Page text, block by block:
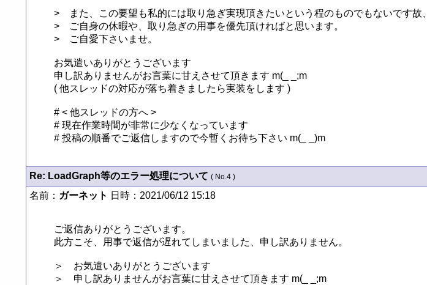
>　また、この要望も私的には取り急ぎ実現頂きたいという程のものでもないです故、
>　ご自身の休暇や、取り急ぎの用事を優先頂ければと思います。
>　ご自愛下さいませ。
お気遣いありがとうございます
申し訳ありませんがお言葉に甘えさせて頂きます m(_ _;m
( 他スレッドの対応が落ち着きましたら実装をします )
# < 他スレッドの方へ >
# 現在作業時間が非常に少なくなっています
# 投稿の順番でご返信しますので今暫くお待ち下さい m(_ _)m
Re: LoadGraph等のエラー処理について ( No.4 )
名前： ガーネット 日時：2021/06/12 15:18
ご返信ありがとうございます。
此方こそ、用事で返信が遅れてしまいました、申し訳ありません。
＞　お気遣いありがとうございます
＞　申し訳ありませんがお言葉に甘えさせて頂きます m(_ _;m